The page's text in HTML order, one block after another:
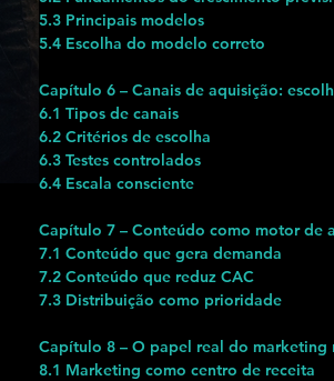
5.3 Principais modelos
5.4 Escolha do modelo correto
Capítulo 6 – Canais de aquisição:
6.1 Tipos de canais
6.2 Critérios de escolha
6.3 Testes controlados
6.4 Escala consciente
Capítulo 7 – Conteúdo como motor de
7.1 Conteúdo que gera demanda
7.2 Conteúdo que reduz CAC
7.3 Distribuição como prioridade
Capítulo 8 – O papel real do marketing
8.1 Marketing como centro de receita